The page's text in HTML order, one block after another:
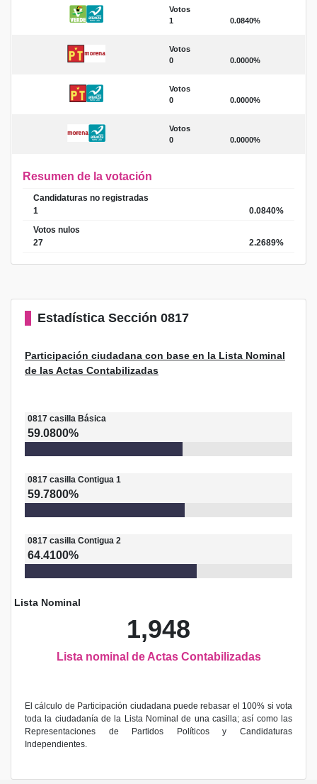
Votos
1
0.0840%
Votos
0
0.0000%
Votos
0
0.0000%
Votos
0
0.0000%
Resumen de la votación
Candidaturas no registradas
1
0.0840%
Votos nulos
27
2.2689%
Estadística Sección 0817
Participación ciudadana con base en la Lista Nominal
de las Actas Contabilizadas
0817 casilla Básica
59.0800%
0817 casilla Contigua 1
59.7800%
0817 casilla Contigua 2
64.4100%
Lista Nominal
1,948
Lista nominal de Actas Contabilizadas
El cálculo de Participación ciudadana puede rebasar el 100% si vota
toda la ciudadanía de la Lista Nominal de una casilla; así como las
Representaciones de Partidos Políticos y Candidaturas
Independientes.